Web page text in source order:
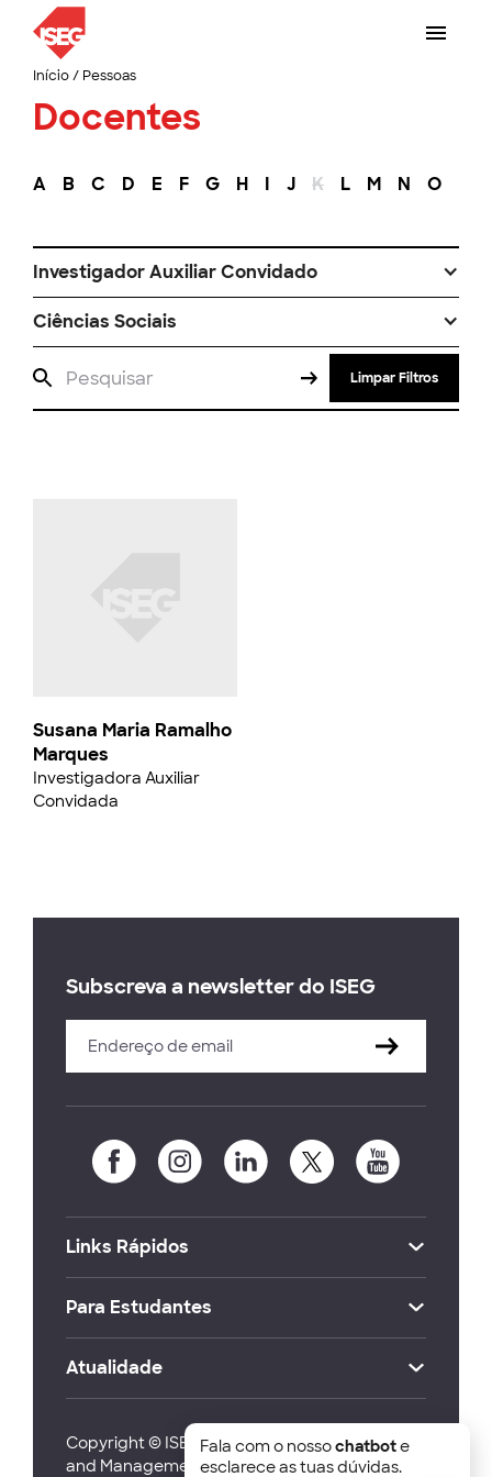
Início/ Pessoas
Docentes
A B C D E F G H I J K L M N O
Investigador Auxiliar Convidado
Ciências Sociais
Limpar Filtros
Susana Maria Ramalho
Marques
Investigadora Auxiliar
Convidada
Subscreva a newsletter do ISEG
Links Rápidos
Para Estudantes
Atualidade
Copyright © ISEG Lisbon School of Economics
and Management 2026
Fala com o nossochatbote
esclarece as tuas dúvidas.